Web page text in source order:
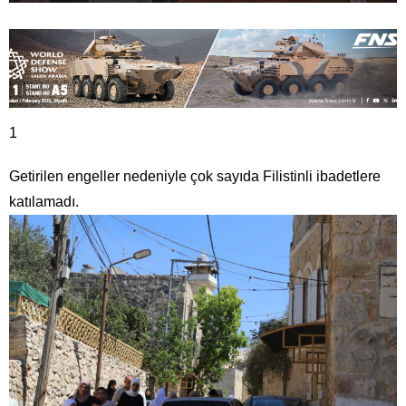
1
Getirilen engeller nedeniyle çok sayıda Filistinli ibadetlere
katılamadı.